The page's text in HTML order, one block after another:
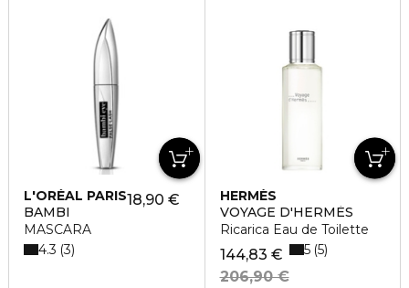
L'ORÉAL PARIS
BAMBI
MASCARA
18,90 €
4.3 3
HERMÈS
VOYAGE D'HERMÈS
Ricarica Eau de Toilette
144,83 €
206,90 €
5 5